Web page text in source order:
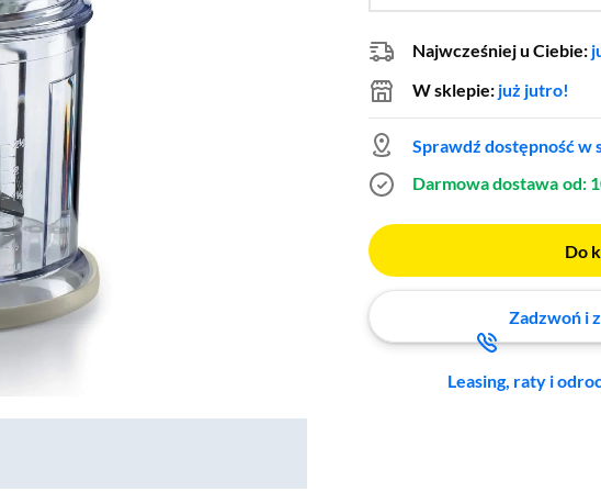
Najwcześniej u Ciebie:
W sklepie: już jutro!
Sprawdź dostępność w
Darmowa dostawa od:
Do
Zadzwoń i
Leasing, raty i